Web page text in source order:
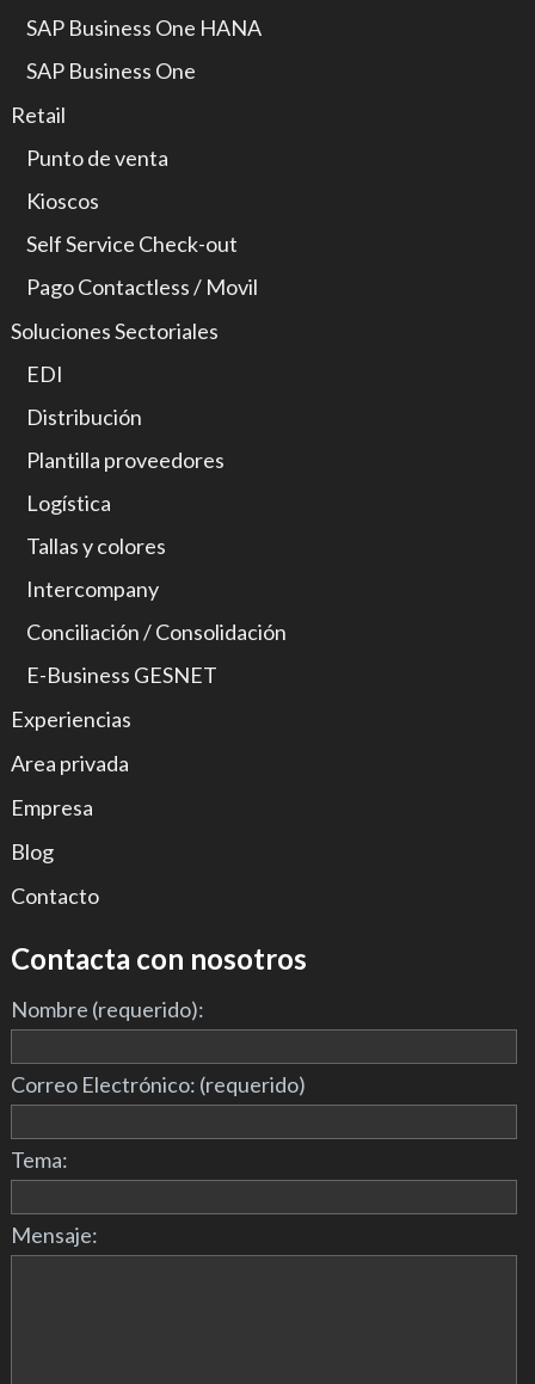
SAP Business One HANA
SAP Business One
Retail
Punto de venta
Kioscos
Self Service Check-out
Pago Contactless / Movil
Soluciones Sectoriales
EDI
Distribución
Plantilla proveedores
Logística
Tallas y colores
Intercompany
Conciliación / Consolidación
E-Business GESNET
Experiencias
Area privada
Empresa
Blog
Contacto
Contacta con nosotros
Nombre (requerido):
Correo Electrónico: (requerido)
Tema:
Mensaje: